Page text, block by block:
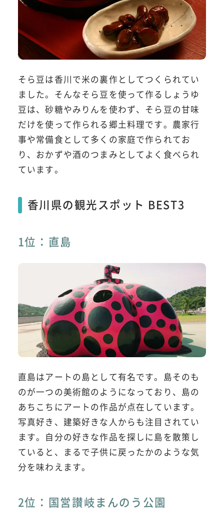
そら豆は香川で米の裏作としてつくられてい
ました。そんなそら豆を使って作るしょうゆ
豆は、砂糖やみりんを使わず、そら豆の甘味
だけを使って作られる郷土料理です。農家行
事や常備食として多くの家庭で作られてお
り、おかずや酒のつまみとしてよく食べられ
ています。
香川県の観光スポット BEST3
1位：直島
直島はアートの島として有名です。島そのも
のが一つの美術館のようになっており、島の
あちこちにアートの作品が点在しています。
写真好き、建築好きな人からも注目されてい
ます。自分の好きな作品を探しに島を散策し
ていると、まるで子供に戻ったかのような気
分を味わえます。
2位：国営讃岐まんのう公園